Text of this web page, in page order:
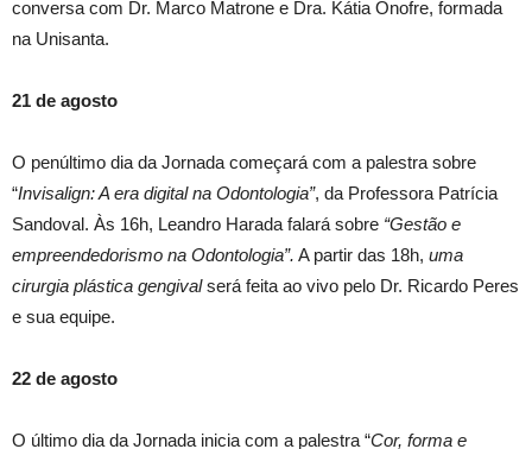
conversa com Dr. Marco Matrone e Dra. Kátia Onofre, formada
na Unisanta.
21 de agosto
O penúltimo dia da Jornada começará com a palestra sobre
“Invisalign: A era digital na Odontologia”, da Professora Patrícia
Sandoval. Às 16h, Leandro Harada falará sobre “Gestão e
empreendedorismo na Odontologia”. A partir das 18h, uma
cirurgia plástica gengivalserá feita ao vivo pelo Dr. Ricardo Peres
e sua equipe.
22 de agosto
O último dia da Jornada inicia com a palestra “Cor, forma e